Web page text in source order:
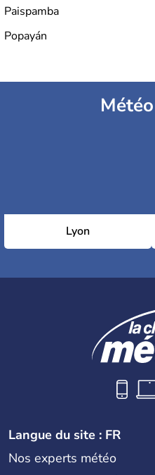
Paispamba
Popayán
Lyon
Langue du site : FR
Nos experts météo